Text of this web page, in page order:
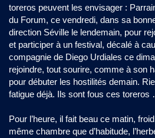
toreros peuvent les envisager :
du Forum, ce vendredi, dans sa
direction Séville le lendemain, pour
et participer à un festival, décalé à
compagnie de Diego Urdiales ce
rejoindre, tout sourire, comme à son
pour débuter les hostilités demain.
fatigue déjà. Ils sont fous ces toreros
Pour l’heure, il fait beau ce matin,
même chambre que d’habitude,